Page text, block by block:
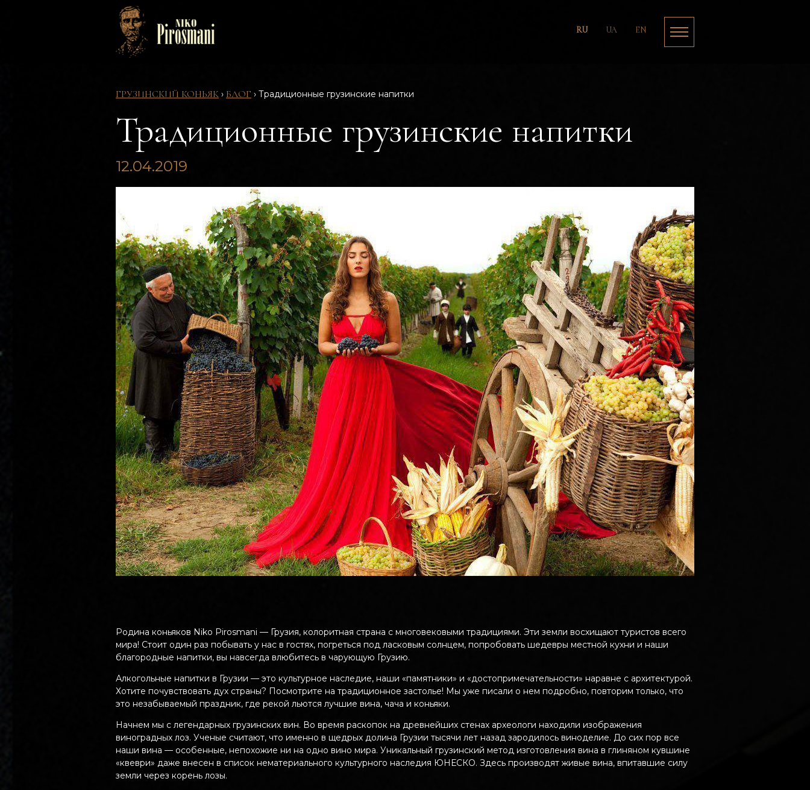
RU UA EN
ГРУЗИНСКИЙ КОНЬЯК › БЛОГ › Традиционные грузинские напитки
Традиционные грузинские напитки
12.04.2019
Родина коньяков Niko Pirosmani — Грузия, колоритная страна с многовековыми традициями. Эти земли восхищают туристов всего
мира! Стоит один раз побывать у нас в гостях, погреться под ласковым солнцем, попробовать шедевры местной кухни и наши
благородные напитки, вы навсегда влюбитесь в чарующую Грузию.
Алкогольные напитки в Грузии — это культурное наследие, наши «памятники» и «достопримечательности» наравне с архитектурой.
Хотите почувствовать дух страны? Посмотрите на традиционное застолье! Мы уже писали о нем подробно, повторим только, что
это незабываемый праздник, где рекой льются лучшие вина, чача и коньяки.
Начнем мы с легендарных грузинских вин. Во время раскопок на древнейших стенах археологи находили изображения
виноградных лоз. Ученые считают, что именно в щедрых долина Грузии тысячи лет назад зародилось виноделие. До сих пор все
наши вина — особенные, непохожие ни на одно вино мира. Уникальный грузинский метод изготовления вина в глиняном кувшине
«квеври» даже внесен в список нематериального культурного наследия ЮНЕСКО. Здесь производят живые вина, впитавшие силу
земли через корень лозы.